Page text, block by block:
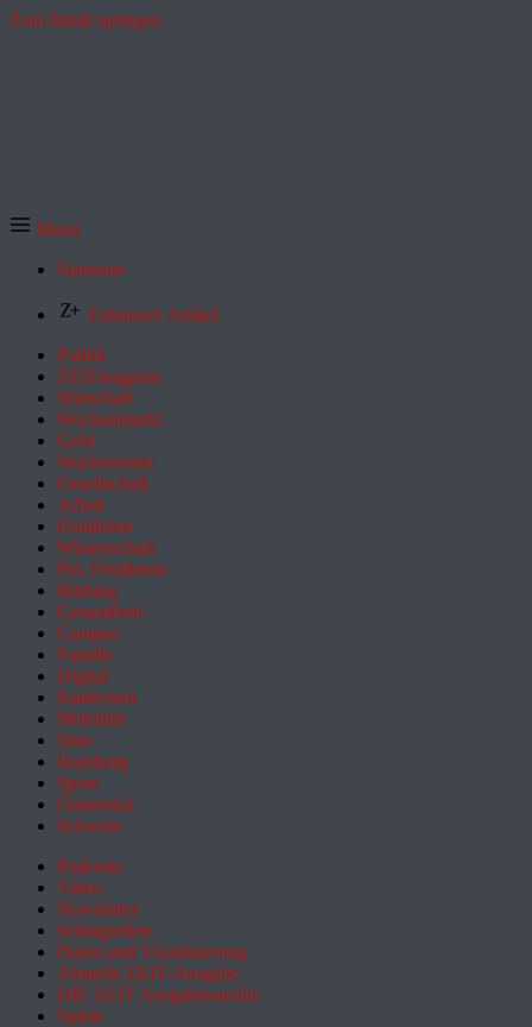
Zum Inhalt springen
Menü
Startseite
Exklusive Artikel
Politik
ZEITmagazin
Wirtschaft
Wochenmarkt
Geld
Wochenende
Gesellschaft
Arbeit
Feuilleton
Wissenschaft
Pol. Feuilleton
Bildung
Gesundheit
Campus
Familie
Digital
Entdecken
Mobilität
Sinn
Hamburg
Sport
Österreich
Schweiz
Podcasts
Video
Newsletter
Schlagzeilen
Daten und Visualisierung
Aktuelle ZEIT-Ausgabe
DIE ZEIT Ausgabenarchiv
Spiele